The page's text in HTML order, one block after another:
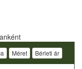
Méret Bérleti ár